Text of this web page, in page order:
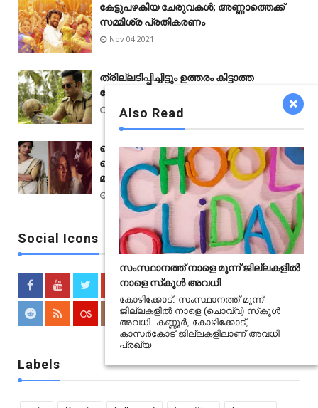
കേട്ടുപഴകിയ ചേരുവകൾ; അണ്ണാത്തെക്ക്
സമ്മിശ്ര പ്രതികരണം
Nov 04 2021
ത്രില്ലടിപ്പിച്ചിട്ടും ഉത്തരം കിട്ടാത്ത
ചോദ്യങ്ങളുമായി കോൾഡ് കേസ്
Jun 30 2021
പെണ്ണുങ്ങള്‍ക്ക് മലയാള സിനിമ ഇന്നോളം
ചെയ്‌തതിൽ ഏറ്റവും വലിയ ട്രിബ്യുട്ട്;
മാളവികയുടെ കുറിപ്പ്
Jan 19 2021
Social Icons
Labels
Also Read
സംസ്ഥാനത്ത് നാളെ മൂന്ന് ജില്ലകളിൽ
നാളെ സ്‌കൂൾ അവധി
കോഴിക്കോട്: സംസ്ഥാനത്ത് മൂന്ന്
ജില്ലകളിൽ നാളെ (ചൊവ്വ) സ്‌കൂൾ
അവധി. കണ്ണൂർ, കോഴിക്കോട്,
കാസർകോട് ജില്ലകളിലാണ് അവധി
പ്രഖ്യ